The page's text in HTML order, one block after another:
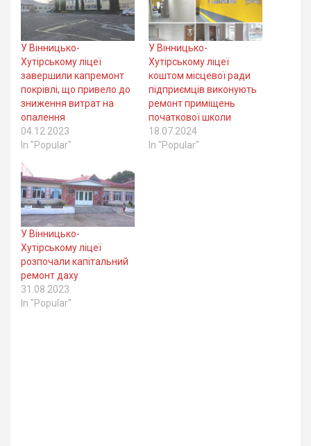
У Вінницько-
Хутірському ліцеї
завершили капремонт
покрівлі, що привело до
зниження витрат на
опалення
04.12.2023
In "Popular"
У Вінницько-
Хутірському ліцеї
коштом місцевої ради
підприємців виконують
ремонт приміщень
початкової школи
18.07.2024
In "Popular"
У Вінницько-
Хутірському ліцеї
розпочали капітальний
ремонт даху
31.08.2023
In "Popular"